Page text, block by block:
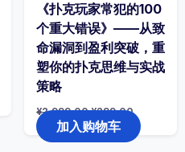
《扑克玩家常犯的100
个重大错误》——从致
命漏洞到盈利突破，重
塑你的扑克思维与实战
策略
¥2,999.00原
价
为：
¥2,999.00。
¥299.00当
前
价
加入购物车